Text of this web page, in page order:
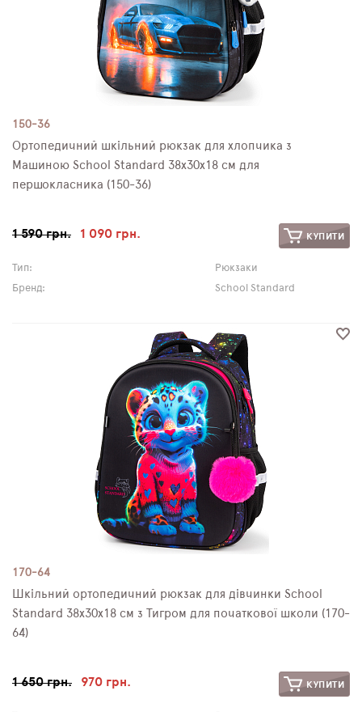
150-36
Ортопедичний шкільний рюкзак для хлопчика з
Машиною School Standard 38х30х18 см для
першокласника (150-36)
1 590 грн. 1 090 грн. КУПИТИ
Тип:
Рюкзаки
Бренд:
School Standard
170-64
Шкільний ортопедичний рюкзак для дівчинки School
Standard 38х30х18 см з Тигром для початкової школи (170-
64)
1 650 грн. 970 грн. КУПИТИ